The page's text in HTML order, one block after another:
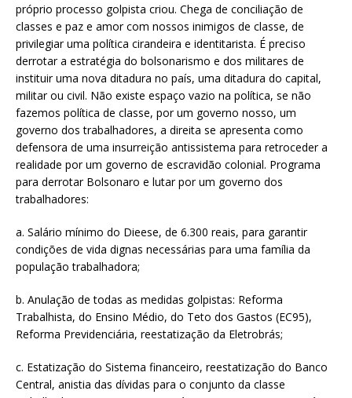
próprio processo golpista criou. Chega de conciliação de
classes e paz e amor com nossos inimigos de classe, de
privilegiar uma política cirandeira e identitarista. É preciso
derrotar a estratégia do bolsonarismo e dos militares de
instituir uma nova ditadura no país, uma ditadura do capital,
militar ou civil. Não existe espaço vazio na política, se não
fazemos política de classe, por um governo nosso, um
governo dos trabalhadores, a direita se apresenta como
defensora de uma insurreição antissistema para retroceder a
realidade por um governo de escravidão colonial. Programa
para derrotar Bolsonaro e lutar por um governo dos
trabalhadores:
a. Salário mínimo do Dieese, de 6.300 reais, para garantir
condições de vida dignas necessárias para uma família da
população trabalhadora;
b. Anulação de todas as medidas golpistas: Reforma
Trabalhista, do Ensino Médio, do Teto dos Gastos (EC95),
Reforma Previdenciária, reestatização da Eletrobrás;
c. Estatização do Sistema financeiro, reestatização do Banco
Central, anistia das dívidas para o conjunto da classe